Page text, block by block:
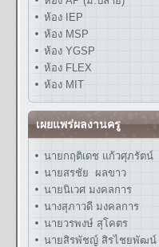
ห้อง IEP
ห้อง MSP
ห้อง YGSP
ห้อง FLEX
ห้อง MIT
เผยแพร่ผลงานครู
นายกฤติเดช แก้วศุภรัตน์
นายสรชัย ผลขาว
นายนิเวศ มงคลการ
นางสุภาวดี มงคลการ
นายวรพงษ์ สุโคตร
นายสิรพัชญ์ สิรไชยพัฒน์